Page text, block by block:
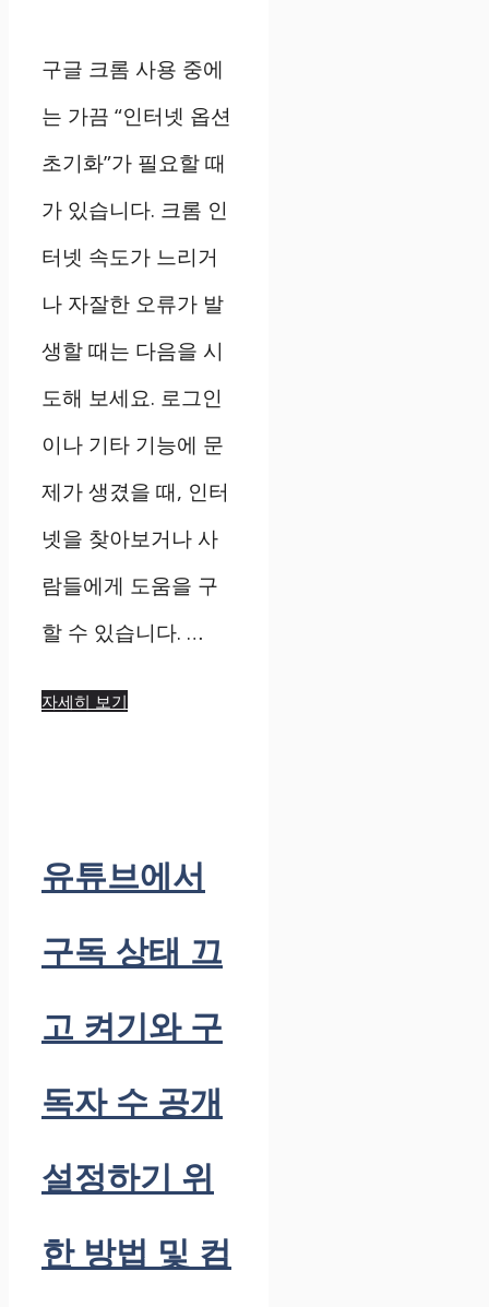
구글 크롬 사용 중에
는 가끔 “인터넷 옵션
초기화”가 필요할 때
가 있습니다. 크롬 인
터넷 속도가 느리거
나 자잘한 오류가 발
생할 때는 다음을 시
도해 보세요. 로그인
이나 기타 기능에 문
제가 생겼을 때, 인터
넷을 찾아보거나 사
람들에게 도움을 구
할 수 있습니다. …
자세히 보기
유튜브에서
구독 상태 끄
고 켜기와 구
독자 수 공개
설정하기 위
한 방법 및 컴